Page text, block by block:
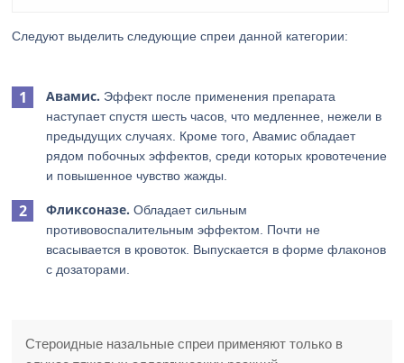
Следуют выделить следующие спреи данной категории:
Авамис. Эффект после применения препарата
наступает спустя шесть часов, что медленнее, нежели в
предыдущих случаях. Кроме того, Авамис обладает
рядом побочных эффектов, среди которых кровотечение
и повышенное чувство жажды.
Фликсоназе. Обладает сильным
противовоспалительным эффектом. Почти не
всасывается в кровоток. Выпускается в форме флаконов
с дозаторами.
Стероидные назальные спреи применяют только в